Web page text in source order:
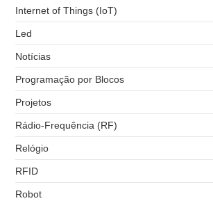
Internet of Things (IoT)
Led
Notícias
Programação por Blocos
Projetos
Rádio-Frequência (RF)
Relógio
RFID
Robot